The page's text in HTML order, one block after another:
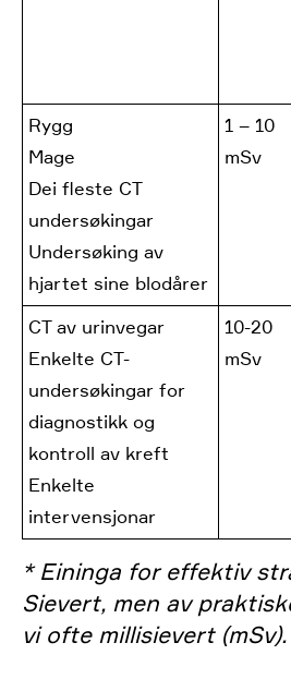
Rygg
Mage
Dei fleste CT
undersøkingar
Undersøking av
hjartet sine blodårer
1 – 10
mSv
CT av urinvegar
Enkelte CT-
undersøkingar for
diagnostikk og
kontroll av kreft
Enkelte
intervensjonar
10-20
mSv
* Eininga for effektiv
Sievert, men av
vi ofte millisievert (mSv).